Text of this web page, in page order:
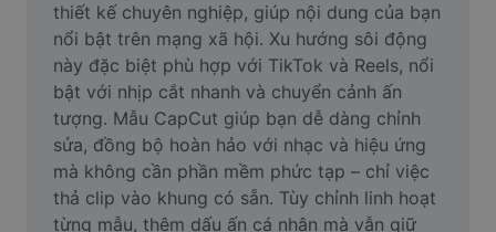
AI Text Remover
AI People Remover
AI Inpainting
Face Cutout
thiết kế chuyên nghiệp, giúp nội dung của bạn
nổi bật trên mạng xã hội. Xu hướng sôi động
này đặc biệt phù hợp với TikTok và Reels, nổi
bật với nhịp cắt nhanh và chuyển cảnh ấn
tượng. Mẫu CapCut giúp bạn dễ dàng chỉnh
sửa, đồng bộ hoàn hảo với nhạc và hiệu ứng
mà không cần phần mềm phức tạp – chỉ việc
thả clip vào khung có sẵn. Tùy chỉnh linh hoạt
từng mẫu, thêm dấu ấn cá nhân mà vẫn giữ